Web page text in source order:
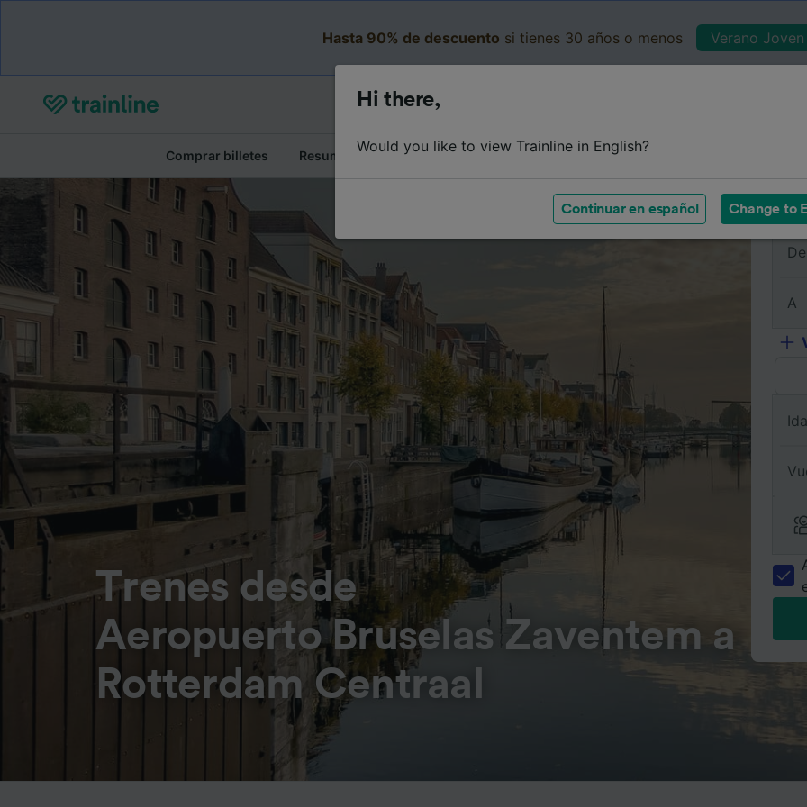
Hasta 90% de descuento si tienes 30 años o menos Verano
Comprar billetes Resumen del viaje Horarios Clases Servicios a bordo
Trenes desde
Aeropuerto Bruselas Zaventem a
Rotterdam Centraal
De
A
Ida
Hi there,
Would you like to view Trainline in English?
Continuar en español Change to